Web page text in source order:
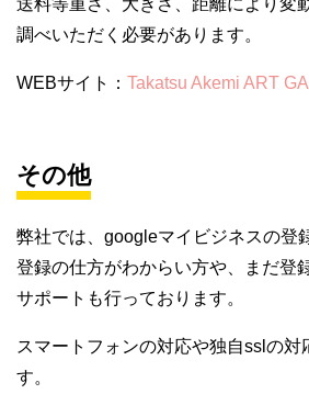
調べいただく必要があります。
WEBサイト： Takatsu Akemi ART
その他
弊社では、googleマイビジネスの登
登録の仕方がわからい方や、まだ登
サポートも行っております。
スマートフォンの対応や独自sslの対
す。